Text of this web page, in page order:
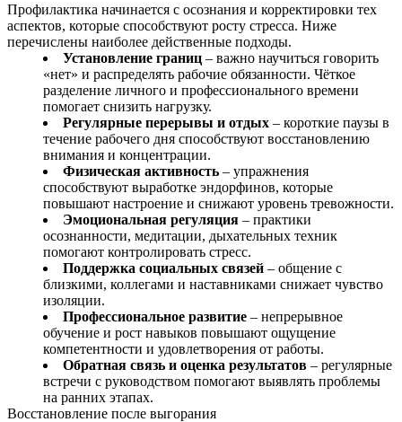
Профилактика начинается с осознания и корректировки тех
аспектов, которые способствуют росту стресса. Ниже
перечислены наиболее действенные подходы.
Установление границ – важно научиться говорить
«нет» и распределять рабочие обязанности. Чёткое
разделение личного и профессионального времени
помогает снизить нагрузку.
Регулярные перерывы и отдых – короткие паузы в
течение рабочего дня способствуют восстановлению
внимания и концентрации.
Физическая активность – упражнения
способствуют выработке эндорфинов, которые
повышают настроение и снижают уровень тревожности.
Эмоциональная регуляция – практики
осознанности, медитации, дыхательных техник
помогают контролировать стресс.
Поддержка социальных связей – общение с
близкими, коллегами и наставниками снижает чувство
изоляции.
Профессиональное развитие – непрерывное
обучение и рост навыков повышают ощущение
компетентности и удовлетворения от работы.
Обратная связь и оценка результатов – регулярные
встречи с руководством помогают выявлять проблемы
на ранних этапах.
Восстановление после выгорания